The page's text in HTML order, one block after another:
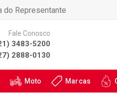
do Representante
Fale Conosco
3483-5200
2888-0130
Moto Marcas